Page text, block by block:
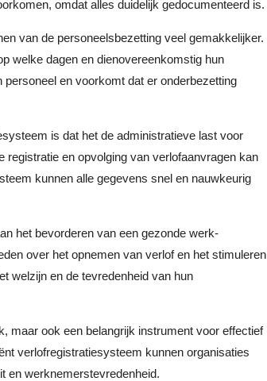
omdat alles duidelijk gedocumenteerd is.
van de personeelsbezetting veel gemakkelijker.
welke dagen en dienovereenkomstig hun
en voorkomt dat er onderbezetting
is dat het de administratieve last voor
en opvolging van verlofaanvragen kan
kunnen alle gegevens snel en nauwkeurig
het bevorderen van een gezonde werk-
over het opnemen van verlof en het stimuleren
welzijn en de tevredenheid van hun
maar ook een belangrijk instrument voor effectief
verlofregistratiesysteem kunnen organisaties
en werknemerstevredenheid.